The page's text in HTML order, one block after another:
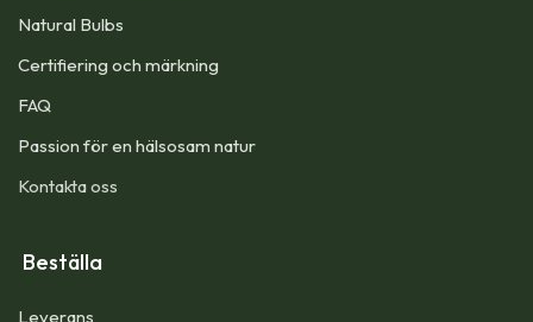
Natural Bulbs
Certifiering och märkning
FAQ
Passion för en hälsosam natur
Kontakta oss
Beställa
Leverans